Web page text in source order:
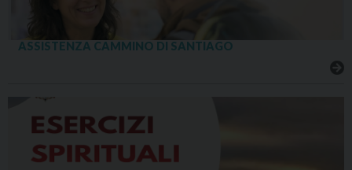
ASSISTENZA CAMMINO DI SANTIAGO